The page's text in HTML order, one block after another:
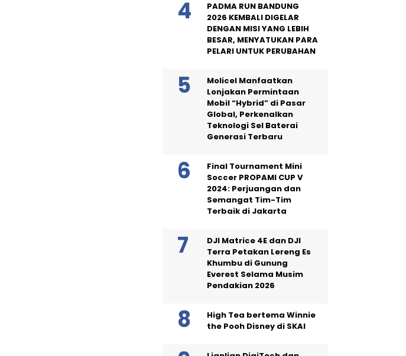
PADMA RUN BANDUNG
2026 KEMBALI DIGELAR
DENGAN MISI YANG LEBIH
BESAR, MENYATUKAN PARA
PELARI UNTUK PERUBAHAN
Molicel Manfaatkan
Lonjakan Permintaan
Mobil “Hybrid” di Pasar
Global, Perkenalkan
Teknologi Sel Baterai
Generasi Terbaru
Final Tournament Mini
Soccer PROPAMI CUP V
2024: Perjuangan dan
Semangat Tim-Tim
Terbaik di Jakarta
DJI Matrice 4E dan DJI
Terra Petakan Lereng Es
Khumbu di Gunung
Everest Selama Musim
Pendakian 2026
High Tea bertema Winnie
the Pooh Disney di SKAI